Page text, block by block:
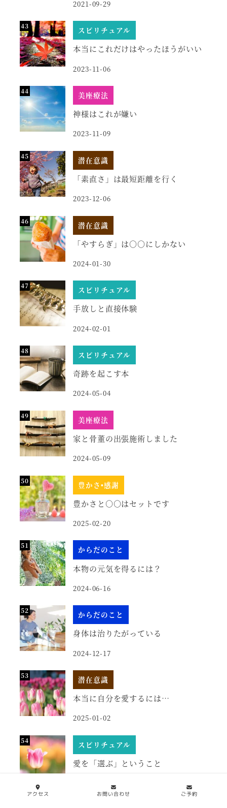
2021-09-29
スピリチュアル
本当にこれだけはやったほうがいい
2023-11-06
美座療法
神様はこれが嫌い
2023-11-09
潜在意識
「素直さ」は最短距離を行く
2023-12-06
潜在意識
「やすらぎ」は○○にしかない
2024-01-30
スピリチュアル
手放しと直接体験
2024-02-01
スピリチュアル
奇跡を起こす本
2024-05-04
美座療法
家と骨董の出張施術しました
2024-05-09
豊かさ•感謝
豊かさと○○はセットです
2025-02-20
からだのこと
本物の元気を得るには？
2024-06-16
からだのこと
身体は治りたがっている
2024-12-17
潜在意識
本当に自分を愛するには…
2025-01-02
スピリチュアル
愛を「選ぶ」ということ
2025-02-03
アクセス お問い合わせ ご予約